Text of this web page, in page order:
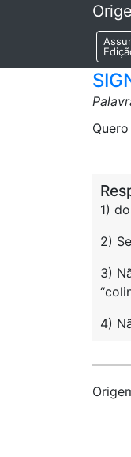
1)
2)
3)
4)